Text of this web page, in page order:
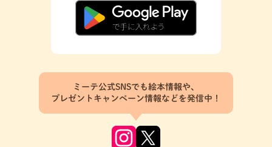
ミーテ公式SNSでも絵本情報や、
プレゼントキャンペーン情報などを発信中！